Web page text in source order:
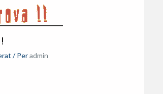
/ Per admin